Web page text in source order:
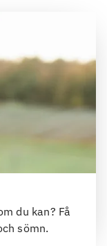
du kan? Få
sömn.